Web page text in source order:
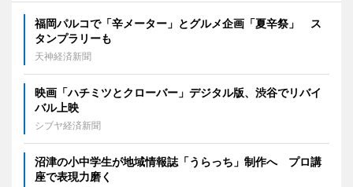
福岡パルコで「辛メーター」とグルメ企画「夏辛祭」 ス
タンプラリーも
天神経済新聞
映画「ハチミツとクローバー」デジタル版、渋谷でリバイ
バル上映
シブヤ経済新聞
沼津の小中学生が地域情報誌「うらっち」制作へ プロ講
座で表現力磨く